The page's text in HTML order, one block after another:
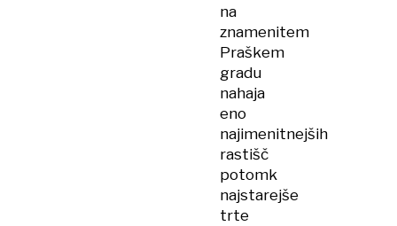
na
znamenitem
Praškem
gradu
nahaja
eno
najimenitnejših
rastišč
potomk
najstarejše
trte